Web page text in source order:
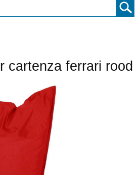
cartenza ferrari rood